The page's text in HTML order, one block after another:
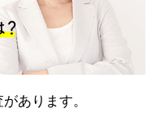
あります。